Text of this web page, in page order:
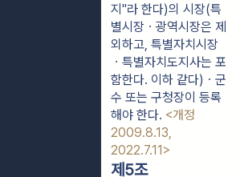
지"라 한다)의 시장(특
별시장ㆍ광역시장은 제
외하고, 특별자치시장
ㆍ특별자치도지사는 포
함한다. 이하 같다)ㆍ군
수 또는 구청장이 등록
해야 한다. <개정
2009.8.13,
2022.7.11>
제5조